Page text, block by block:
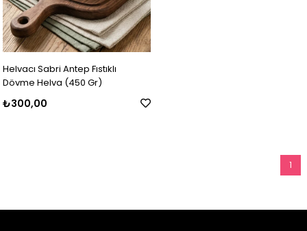
Helvacı Sabri Antep Fıstıklı
Dövme Helva (450 Gr)
₺300,00
1